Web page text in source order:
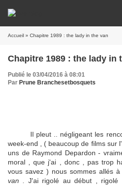
Accueil » Chapitre 1989 : the lady in the van
Chapitre 1989 : the lady in
Publié le 03/04/2016 à 08:01
Par Prune Branchesetbosquets
Il pleut .. négligeant les
week-end , ( beaucoup de films sur
uns de Raymond Depardon -
moral , que j'ai , donc , pas trop
vous savez ) nous sommes allés à
van . J'ai rigolé au début , rigolé